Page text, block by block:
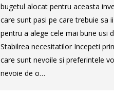
bugetul alocat pentru aceasta
care sunt pasi pe care trebuie sa
pentru a alege cele mai bune usi
Stabilrea necesitatilor Incepeti
care sunt nevoile si preferintele
nevoie de o…